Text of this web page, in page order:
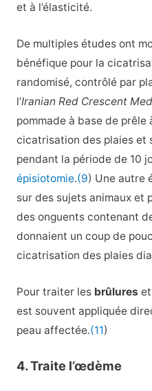
et à l’élasticité.
De multiples études ont
bénéfique pour la
randomisé, contrôlé par
l’Iranian Red Crescent
pommade à base de prêle
cicatrisation des plaies et
pendant la période de 10
épisiotomie.(9) Une autre
sur des sujets animaux et
des onguents contenant
donnaient un coup de
cicatrisation des plaies
Pour traiter les brûlures
est souvent appliquée
peau affectée.(11)
4. Traite l’œdème